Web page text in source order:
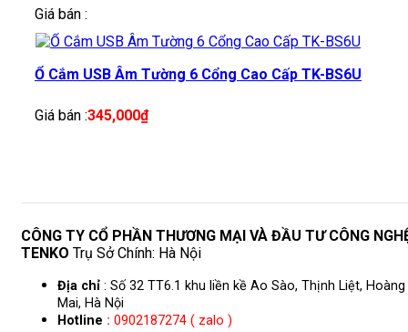
Giá bán :
Ổ Cắm USB Âm Tường 6 Cổng Cao Cấp TK-BS6U
Giá bán :345,000₫
CÔNG TY CỔ PHẦN THƯƠNG MẠI VÀ ĐẦU TƯ CÔNG
TENKO Trụ Sở Chính: Hà Nội
Địa chỉ : Số 32 TT6.1 khu liền kề Ao Sào, Thịnh Liệt, Hoàng
Mai, Hà Nội
Hotline : 0902187274 ( zalo )